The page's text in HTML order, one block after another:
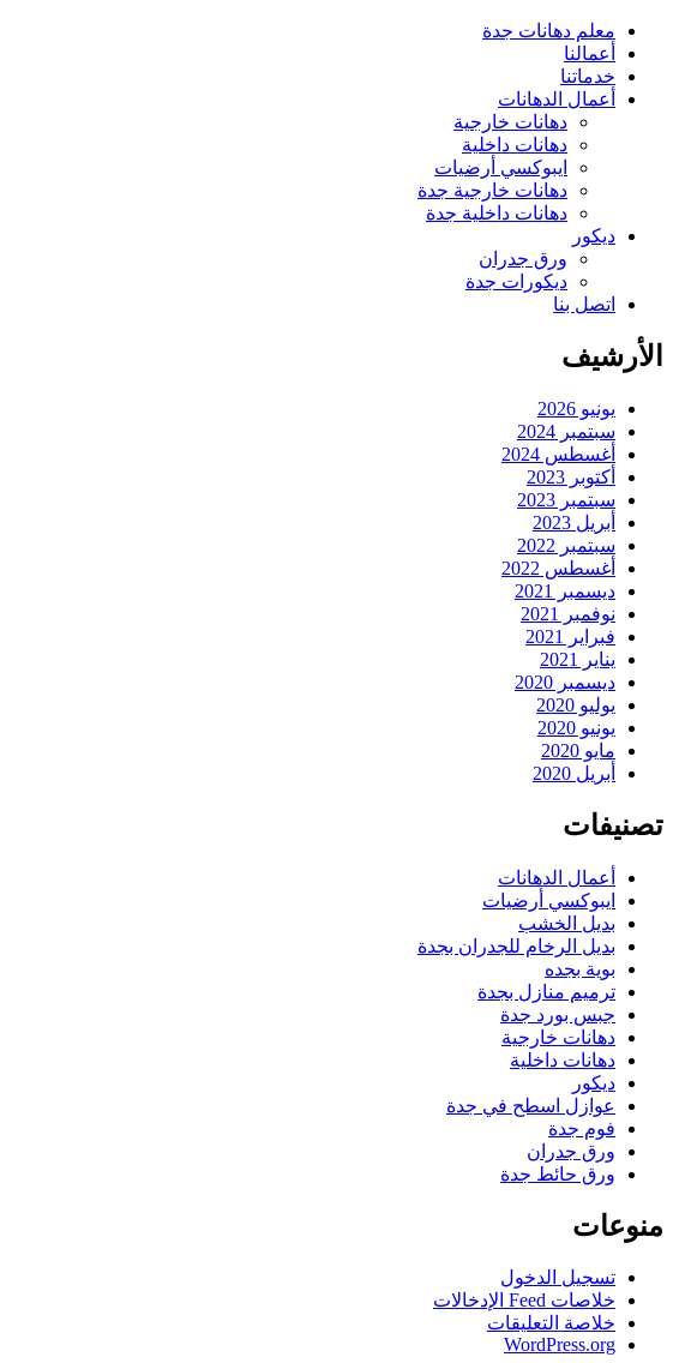
معلم دهانات جدة
أعمالنا
خدماتنا
أعمال الدهانات
دهانات خارجية
دهانات داخلية
ايبوكسي أرضيات
دهانات خارجية جدة
دهانات داخلية جدة
ديكور
ورق جدران
ديكورات جدة
اتصل بنا
الأرشيف
يونيو 2026
سبتمبر 2024
أغسطس 2024
أكتوبر 2023
سبتمبر 2023
أبريل 2023
سبتمبر 2022
أغسطس 2022
ديسمبر 2021
نوفمبر 2021
فبراير 2021
يناير 2021
ديسمبر 2020
يوليو 2020
يونيو 2020
مايو 2020
أبريل 2020
تصنيفات
أعمال الدهانات
ايبوكسي أرضيات
بديل الخشب
بديل الرخام للجدران بجدة
بوية بجده
ترميم منازل بجدة
جبس بورد جدة
دهانات خارجية
دهانات داخلية
ديكور
عوازل اسطح في جدة
فوم جدة
ورق جدران
ورق حائط جدة
منوعات
تسجيل الدخول
خلاصات Feed الإدخالات
خلاصة التعليقات
WordPress.org